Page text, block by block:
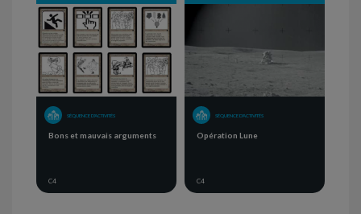
SÉQUENCE D'ACTIVITÉS
Bons et mauvais arguments
C4
SÉQUENCE D'ACTIVITÉS
Opération Lune
C4